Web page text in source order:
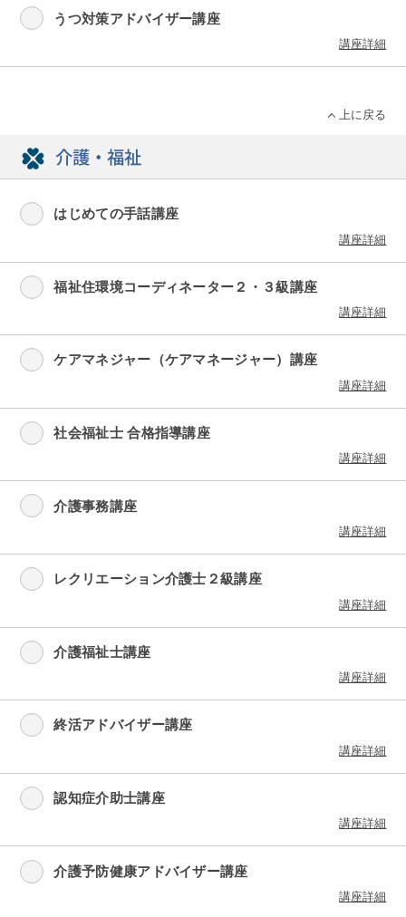
うつ対策アドバイザー講座
講座詳細
上に戻る
介護・福祉
はじめての手話講座
講座詳細
福祉住環境コーディネーター２・３級講座
講座詳細
ケアマネジャー（ケアマネージャー）講座
講座詳細
社会福祉士 合格指導講座
講座詳細
介護事務講座
講座詳細
レクリエーション介護士２級講座
講座詳細
介護福祉士講座
講座詳細
終活アドバイザー講座
講座詳細
認知症介助士講座
講座詳細
介護予防健康アドバイザー講座
講座詳細